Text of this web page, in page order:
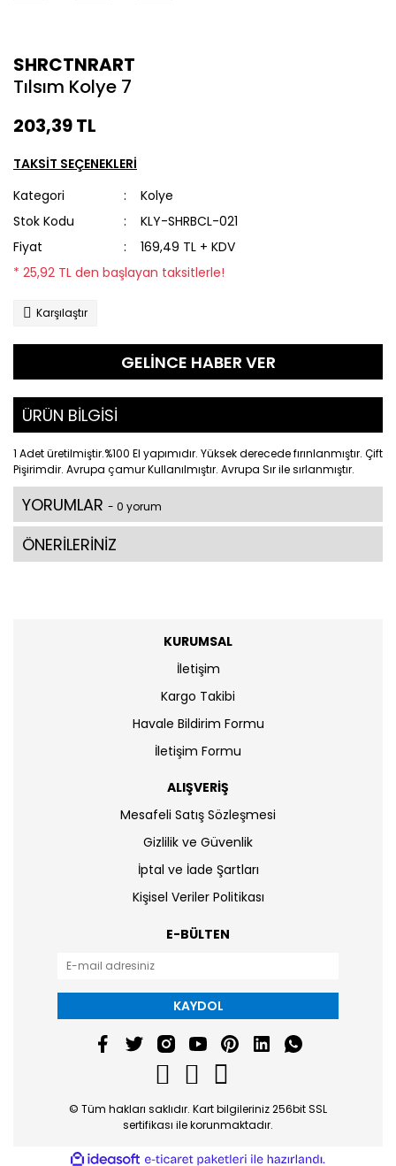
SHRCTNRART
Tılsım Kolye 7
203,39 TL
TAKSİT SEÇENEKLERİ
Kategori
Kolye
Stok Kodu
KLY-SHRBCL-021
Fiyat
169,49 TL + KDV
* 25,92 TL den başlayan taksitlerle!
Karşılaştır
GELİNCE HABER VER
ÜRÜN BİLGİSİ
1 Adet üretilmiştir.%100 El yapımıdır. Yüksek derecede fırınlanmıştır. Çift
Pişirimdir. Avrupa çamur Kullanılmıştır. Avrupa Sır ile sırlanmıştır.
YORUMLAR - 0 yorum
ÖNERİLERİNİZ
KURUMSAL
İletişim
Kargo Takibi
Havale Bildirim Formu
İletişim Formu
ALIŞVERİŞ
Mesafeli Satış Sözleşmesi
Gizlilik ve Güvenlik
İptal ve İade Şartları
Kişisel Veriler Politikası
E-BÜLTEN
KAYDOL
© Tüm hakları saklıdır. Kart bilgileriniz 256bit SSL
sertifikası ile korunmaktadır.
ideasoft e-